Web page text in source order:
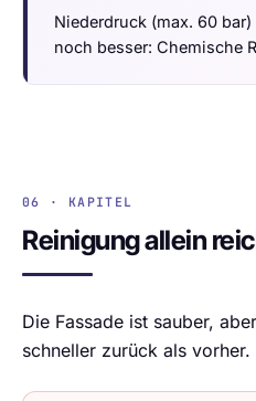
Niederdruck (max. 60
noch besser: Chemische
06 · KAPITEL
Reinigung allein
Die Fassade ist sauber,
schneller zurück als vorher.